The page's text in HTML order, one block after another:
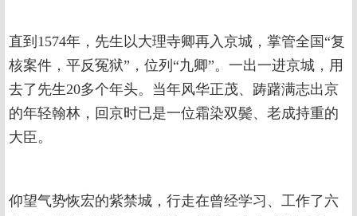
直到1574年，先生以大理寺卿再入京城，掌管全国“复
核案件，平反冤狱”，位列“九卿”。一出一进京城，用
去了先生20多个年头。当年风华正茂、踌躇满志出京
的年轻翰林，回京时已是一位霜染双鬓、老成持重的
大臣。
仰望气势恢宏的紫禁城，行走在曾经学习、工作了六